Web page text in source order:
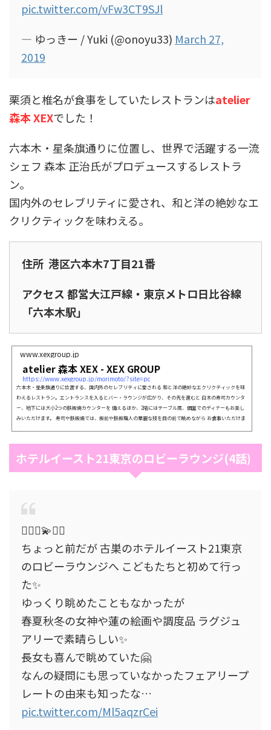
pic.twitter.com/vFw3CT9SJl
— ゆっきー / Yuki (@onoyu33) March 27,
2019
栗須と椎名が食事をしていたレストランはatelier
森本 XEXでした！
六本木・星条旗通りに位置し、世界で活躍する一流
シェフ 森本 正治氏がプロデュースするレストラ
ン。
国内外のセレブリティに愛され、和と洋の絶妙なエ
クリクティックを味わえる。
住所 港区六本木7丁目21番
アクセス 都営大江戸線・東京メトロ日比谷線
「六本木駅」
www.xexgroup.jp
atelier 森本 XEX - XEX GROUP
https://www.xexgroup.jp/morimoto/?site=pc
六本木・星条旗通りに位置する、国内外のセレブリティに愛される 和と洋の絶妙なエクリクティックを味
わえるレストラン。エントランスを入るとバー・ラウンジが広がり、その先を進むと 白木の寿司カウンタ
ー、地下には大小2つの鉄板焼カウンターを 備えるほか、2階にはテーブル席、個室でのディナーもお楽し
みいただけます。 寿司や鉄板焼では、板前や鉄板職人の華麗な技を目の前で眺めながら お食事いただけま
す。
ホテルイースト21東京のロビーラウンジ(4話)
🧚‍♂️✨💫🧚‍♂️
ちょっと前だが 古巣のホテルイースト21東京
のロビーラウンジへ こどもたちと初めて行っ
た✨
ゆっくり眺めたこともなかったが
春夏秋冬の女神や蓮の絵画や調度品 ラグジュ
アリーで素晴らしい✨
長女も喜んで眺めていた🤗
なんの疑問にも思っていなかったフェアリープ
レートの由来も知ったな…
pic.twitter.com/Ml5aqzrCei